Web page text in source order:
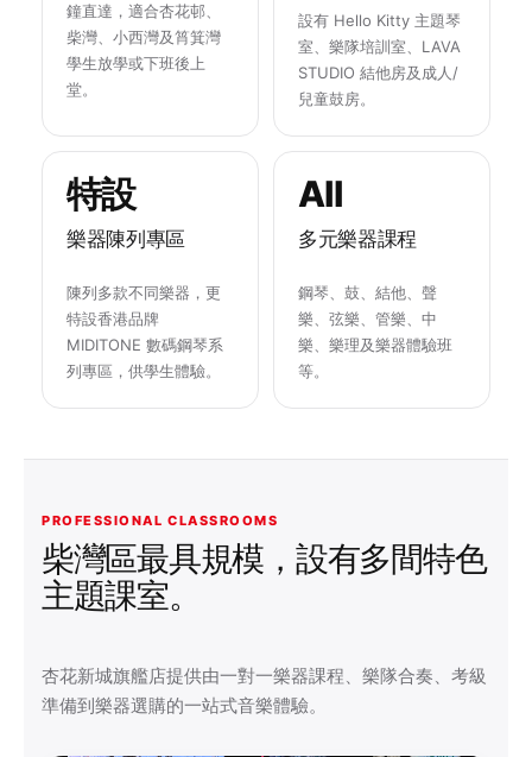
鐘直達，適合杏花邨、
柴灣、小西灣及筲箕灣
學生放學或下班後上
堂。
設有 Hello Kitty 主題琴
室、樂隊培訓室、LAVA
STUDIO 結他房及成人/
兒童鼓房。
特設
樂器陳列專區
陳列多款不同樂器，更
特設香港品牌
MIDITONE 數碼鋼琴系
列專區，供學生體驗。
All
多元樂器課程
鋼琴、鼓、結他、聲
樂、弦樂、管樂、中
樂、樂理及樂器體驗班
等。
PROFESSIONAL CLASSROOMS
柴灣區最具規模，設有多間特色
主題課室。
杏花新城旗艦店提供由一對一樂器課程、樂隊合奏、考級
準備到樂器選購的一站式音樂體驗。